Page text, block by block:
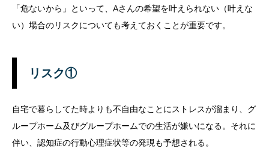
「危ないから」といって、Aさんの希望を叶えられない（叶えな
い）場合のリスクについても考えておくことが重要です。
リスク①
自宅で暮らしてた時よりも不自由なことにストレスが溜まり、グ
ループホーム及びグループホームでの生活が嫌いになる。それに
伴い、認知症の行動心理症状等の発現も予想される。